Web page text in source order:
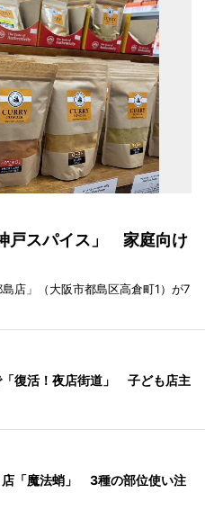
戸スパイス」 家庭向け
店」（大阪市都島区高倉町1）が7
「復活！夜店街道」 子ども店主
店「魔法蛸」 3種の部位使い注